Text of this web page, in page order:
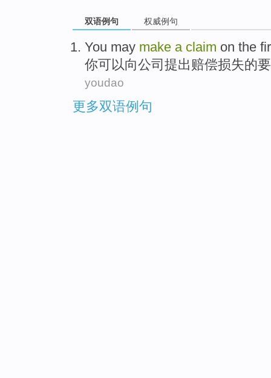
双语例句 权威例句
You may make a claim on the
你可以向公司 提出 赔偿损失的
youdao
更多双语例句